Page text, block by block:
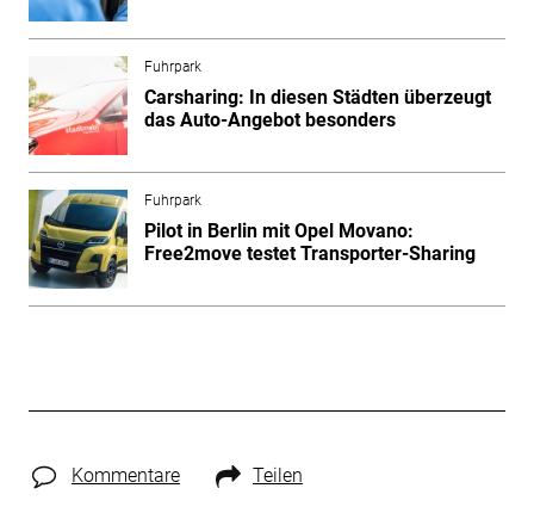
Fuhrpark
Carsharing: In diesen Städten überzeugt
das Auto-Angebot besonders
Fuhrpark
Pilot in Berlin mit Opel Movano:
Free2move testet Transporter-Sharing
Kommentare Teilen